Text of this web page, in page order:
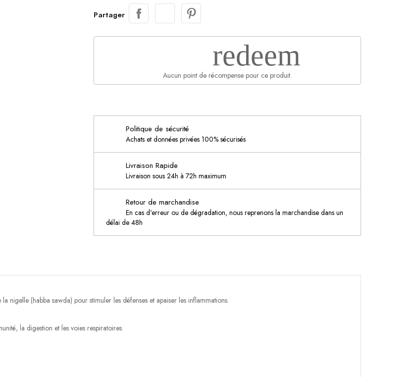
Partager
redeem
Aucun point de récompense pour ce produit.
Politique de sécurité
Achats et données privées 100% sécurisés
Livraison Rapide
Livraison sous 24h à 72h maximum
Retour de marchandise
En cas d'erreur ou de dégradation, nous reprenons la marchandise dans un
délai de 48h
nigelle (habba sawda) pour stimuler les défenses et apaiser les inflammations.
la digestion et les voies respiratoires.